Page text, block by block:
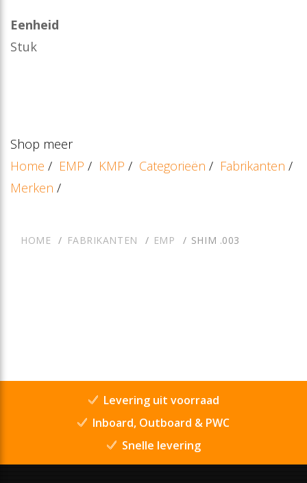
Eenheid
Stuk
Shop meer
Home / EMP / KMP / Categorieën / Fabrikanten /
Merken /
HOME FABRIKANTEN EMP SHIM .003
Levering uit voorraad
Inboard, Outboard & PWC
Snelle levering